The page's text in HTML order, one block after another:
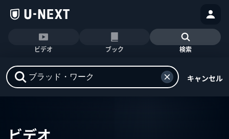
ビデオ ブック 検索
キャンセル
ビデオ